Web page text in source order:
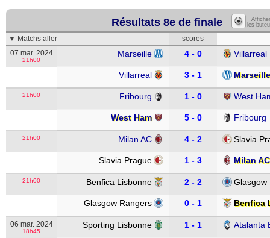
Résultats 8e de finale
Afficher
les
▼ Matchs aller
scores
07 mar. 2024
21h00
Marseille 4 - 0 Villarreal
Villarreal 3 - 1 Marseille
21h00 Fribourg 1 - 0 West
West Ham 5 - 0 Fribourg
21h00 Milan AC 4 - 2 Slavia
Slavia Prague 1 - 3 Milan AC
21h00 Benfica Lisbonne 2 - 2 Glasgow
Glasgow Rangers 0 - 1 Benfica
06 mar. 2024
18h45
Sporting Lisbonne 1 - 1 Atalanta